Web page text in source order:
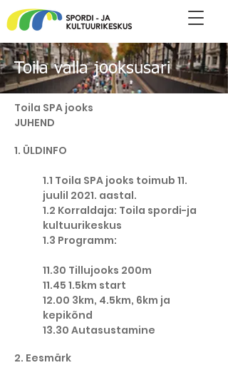
Toila valla jooksusari
Toila SPA jooks
JUHEND
1. ÜLDINFO
1.1 Toila SPA jooks toimub 11.
juulil 2021. aastal.
1.2 Korraldaja: Toila spordi-ja
kultuurikeskus
1.3 Programm:
11.30 Tillujooks 200m
11.45 1.5km start
12.00 3km, 4.5km, 6km ja
kepikõnd
13.30 Autasustamine
2. Eesmärk